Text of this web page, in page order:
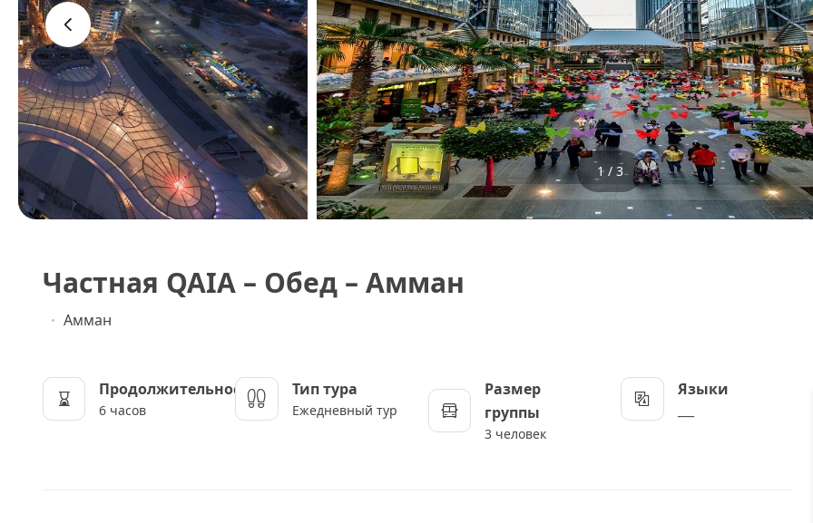
‹
1 / 3
Частная QAIA – Обед – Амман
Амман
Продолжительность
6 часов
Тип тура
Ежедневный тур
Размер
группы
3 человек
Языки